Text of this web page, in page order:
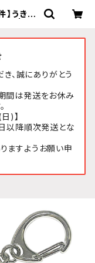
】うきう
、誠にありがとう
間は発送をお休み
)】
以降順次発送とな
ますようお願い申